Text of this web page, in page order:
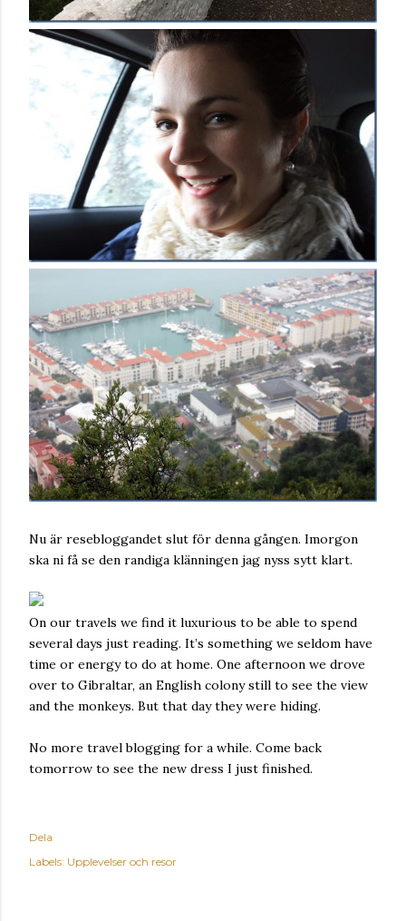
Nu är resebloggandet slut för denna gången. Imorgon
ska ni få se den randiga klänningen jag nyss sytt klart.
On our travels we find it luxurious to be able to spend
several days just reading. It’s something we seldom have
time or energy to do at home. One afternoon we drove
over to Gibraltar, an English colony still to see the view
and the monkeys. But that day they were hiding.
No more travel blogging for a while. Come back
tomorrow to see the new dress I just finished.
Dela
Labels: Upplevelser och resor